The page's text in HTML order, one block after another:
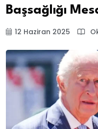
Başsağlığı
12 Haziran 2025